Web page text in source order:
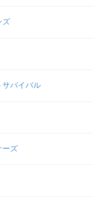
ズ
サバイバル
ーズ